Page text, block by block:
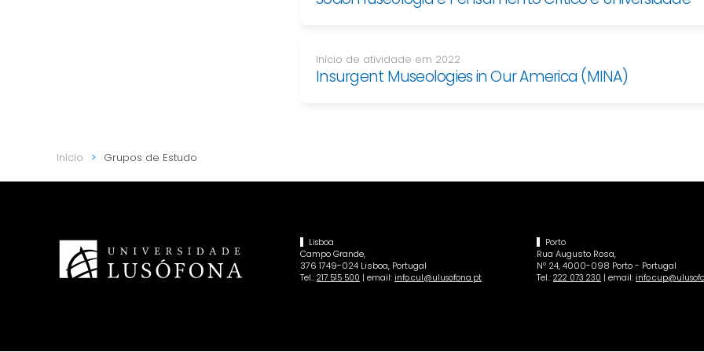
Início de atividade em 2022
Insurgent Museologies in Our America (MINA)
Início Grupos de Estudo
Lisboa
Campo Grande,
376 1749-024 Lisboa, Portugal
Tel.: 217 515 500 | email: info.cul@ulusofona.pt
Porto
Rua Augusto Rosa,
Nº 24, 4000-098 Porto - Portugal
Tel.: 222 073 230 | email: